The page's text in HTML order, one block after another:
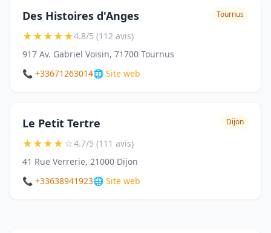
Des Histoires d'Anges Tournus
★★★★★4.8/5 (112 avis)
917 Av. Gabriel Voisin, 71700 Tournus
📞 +33671263014🌐 Site web
Le Petit Tertre Dijon
★★★★☆4.7/5 (111 avis)
41 Rue Verrerie, 21000 Dijon
📞 +33638941923🌐 Site web